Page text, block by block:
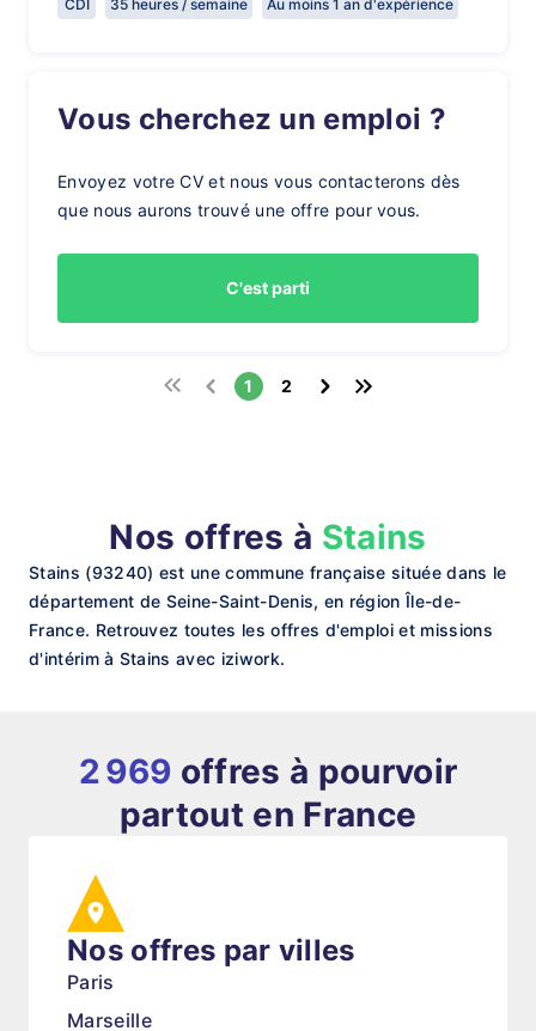
CDI 35 heures / semaine Au moins 1 an d'expérience
Vous cherchez un emploi ?
Envoyez votre CV et nous vous contacterons dès
que nous aurons trouvé une offre pour vous.
C'est parti
1 2
Nos offres à Stains
Stains (93240) est une commune française située dans le
département de Seine-Saint-Denis, en région Île-de-
France. Retrouvez toutes les offres d'emploi et missions
d'intérim à Stains avec iziwork.
2 969 offres à pourvoir
partout en France
Nos offres par villes
Paris
Marseille